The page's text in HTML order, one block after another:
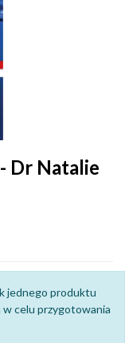
Dr Natalie
jednego produktu
w celu przygotowania